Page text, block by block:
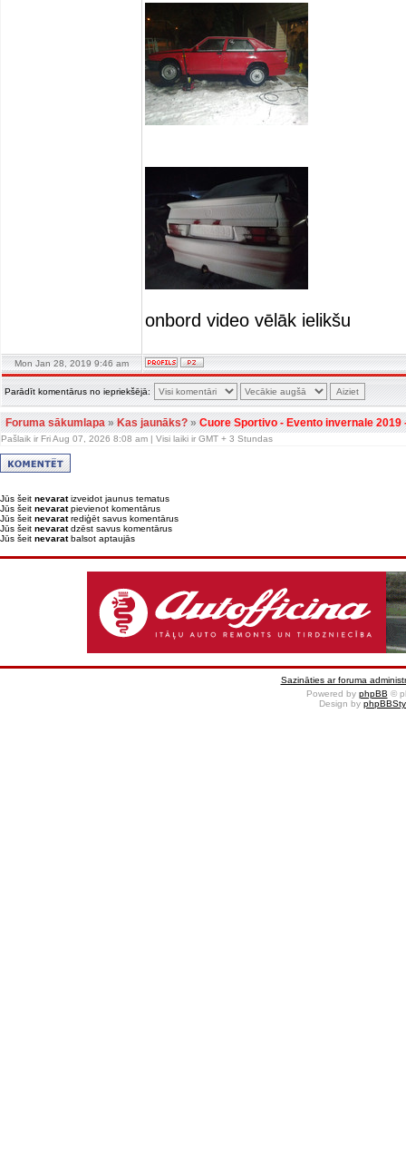
onbord video vēlāk ielikšu
Mon Jan 28, 2019 9:46 am
Parādīt komentārus no iepriekšējā:
Foruma sākumlapa»Kas jaunāks?»Cuore Sportivo - Evento invernale 2019
Pašlaik ir Fri Aug 07, 2026 8:08 am | Visi laiki ir GMT + 3 Stundas
Jūs šeit nevaratizveidot jaunus tematus
Jūs šeit nevaratpievienot komentārus
Jūs šeit nevaratrediģēt savus komentārus
Jūs šeit nevaratdzēst savus komentārus
Jūs šeit nevaratbalsot aptaujās
Sazināties ar foruma
Powered by phpBB ©
Design by